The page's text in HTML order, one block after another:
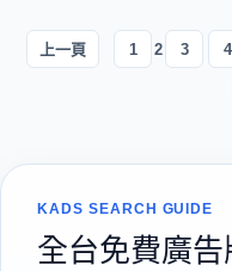
上一頁 1 2 3 4
KADS SEARCH GUIDE
全台免費廣